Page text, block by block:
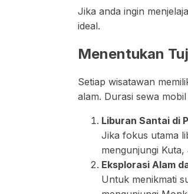
Jika anda ingin
ideal.
Menentukan
Setiap wisatawan
alam. Durasi sewa
Liburan Santai di
Jika fokus utama
mengunjungi
Eksplorasi Alam
Untuk menikmati